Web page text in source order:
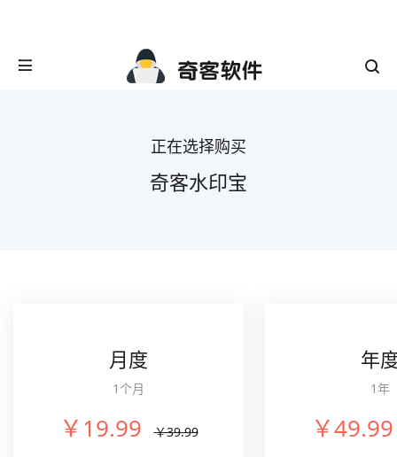
正在选择购买
奇客水印宝
月度
1个月
￥19.99 ￥39.99
年
1年
￥49.99